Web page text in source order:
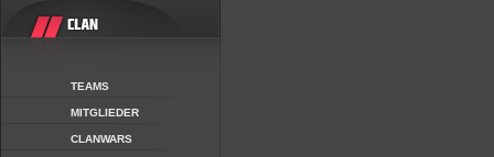
TEAMS
MITGLIEDER
CLANWARS